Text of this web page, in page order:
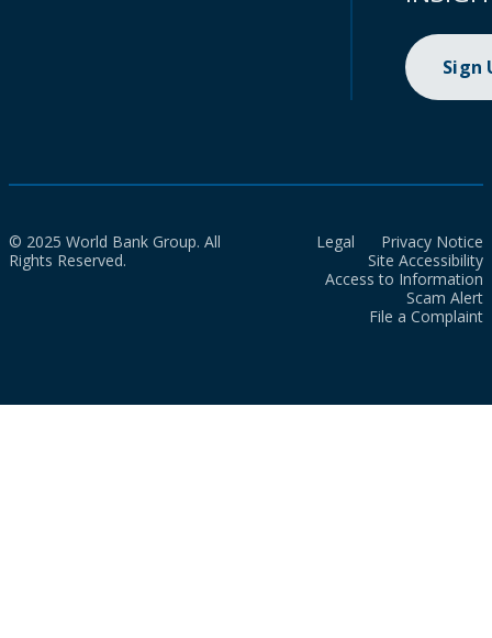
Sign
© 2025 World Bank Group. All
Rights Reserved.
Legal
Privacy Notice
Site Accessibility
Access to Information
Scam Alert
File a Complaint